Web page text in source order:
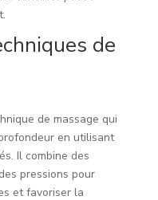
de
de massage qui
en utilisant
Il combine des
pressions pour
et favoriser la